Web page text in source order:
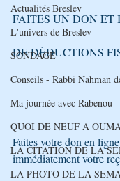
Actualités Breslev
L'univers de Breslev
SONDAGE
Conseils - Rabbi Nahman
Ma journée avec Rabenou
QUOI DE NEUF A
LA CITATION DE LA
LA PHOTO DE LA
FAITES UN DON ET
DE DÉDUCTIONS
Faites votre don en
immédiatement votre